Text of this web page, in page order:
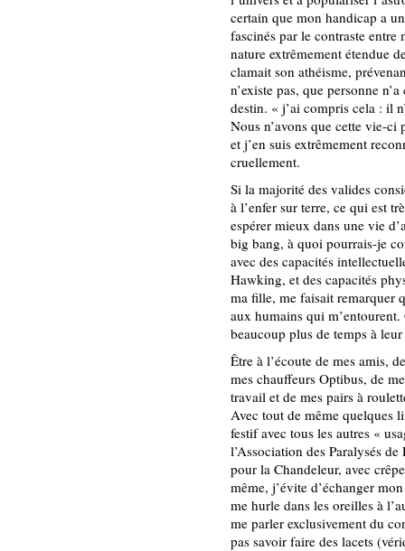
certain que mon handicap a
fascinés par le contraste entre
nature extrêmement étendue
clamait son athéisme,
n’existe pas, que personne
destin. « j’ai compris cela : il
Nous n’avons que cette vie-ci
et j’en suis extrêmement
cruellement.
Si la majorité des valides
à l’enfer sur terre, ce qui est
espérer mieux dans une vie
big bang, à quoi pourrais-je
avec des capacités
Hawking, et des capacités
ma fille, me faisait remarquer
aux humains qui
beaucoup plus de temps à
Être à l’écoute de mes amis,
mes chauffeurs Optibus, de
travail et de mes pairs à
Avec tout de même quelques
festif avec tous les autres «
l’Association des Paralysés
pour la Chandeleur, avec
même, j’évite d’échanger
me hurle dans les oreilles à
me parler exclusivement du
pas savoir faire des lacets